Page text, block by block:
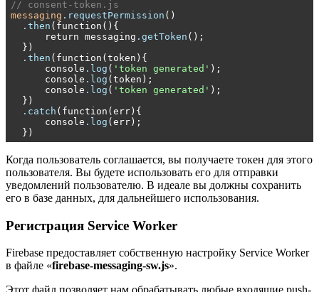
// consent-token.js
messaging .requestPermission ()
.then (function(){
      return messaging
.getToken ();
  })
.then (function(token){
      console
.log ( 'token generated' );
      console
.log (token);
      console
.log ( 'token generated' );
  })
.catch (function(err){
      console
.log (err);
  })
Когда пользователь соглашается, вы получаете токен для этого
пользователя. Вы будете использовать его для отправки
уведомлений пользователю. В идеале вы должны сохранить
его в базе данных, для дальнейшего использования.
Регистрация Service Worker
Firebase предоставляет собственную настройку Service Worker
в файле «firebase-messaging-sw.js».